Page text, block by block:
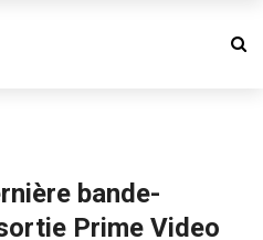
bande-
Prime Video